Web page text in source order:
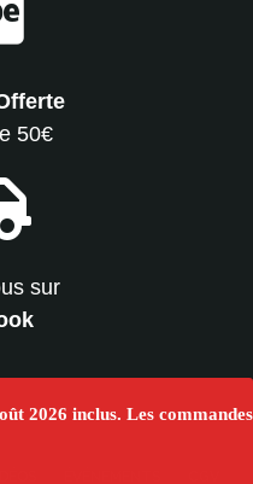
50€
sur
2026 inclus. Les